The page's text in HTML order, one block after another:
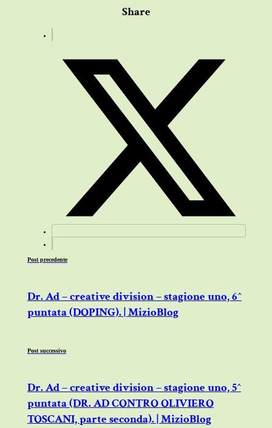
Share
Post precedente
Dr. Ad – creative division – stagione uno, 6^
puntata (DOPING). | MizioBlog
Post successivo
Dr. Ad – creative division – stagione uno, 5^
puntata (DR. AD CONTRO OLIVIERO
TOSCANI, parte seconda). | MizioBlog